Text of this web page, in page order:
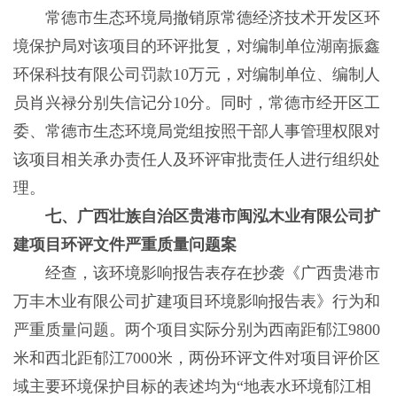
常德市生态环境局撤销原常德经济技术开发区环
境保护局对该项目的环评批复，对编制单位湖南振鑫
环保科技有限公司罚款10万元，对编制单位、编制人
员肖兴禄分别失信记分10分。同时，常德市经开区工
委、常德市生态环境局党组按照干部人事管理权限对
该项目相关承办责任人及环评审批责任人进行组织处
理。
七、广西壮族自治区贵港市闽泓木业有限公司扩
建项目环评文件严重质量问题案
经查，该环境影响报告表存在抄袭《广西贵港市
万丰木业有限公司扩建项目环境影响报告表》行为和
严重质量问题。两个项目实际分别为西南距郁江9800
米和西北距郁江7000米，两份环评文件对项目评价区
域主要环境保护目标的表述均为“地表水环境郁江相